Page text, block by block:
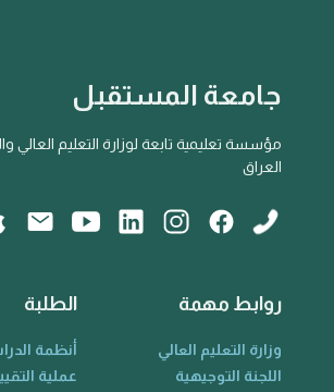
جامعة المستقبل
مؤسسة تعليمية تابعة لوزارة التعليم العالي
العراق
روابط مهمة
وزارة التعليم العالي
اللجنة التوجيهية
الطلبة
أنظمة
عملية